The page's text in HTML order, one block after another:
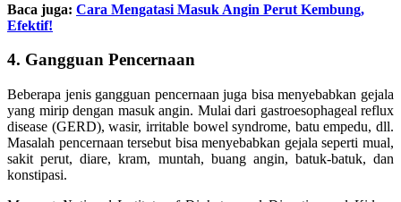
Baca juga: Cara Mengatasi Masuk Angin Perut Kembung,
Efektif!
4. Gangguan Pencernaan
Beberapa jenis gangguan pencernaan juga bisa menyebabkan gejala
yang mirip dengan masuk angin. Mulai dari gastroesophageal reflux
disease (GERD), wasir, irritable bowel syndrome, batu empedu, dll.
Masalah pencernaan tersebut bisa menyebabkan gejala seperti mual,
sakit perut, diare, kram, muntah, buang angin, batuk-batuk, dan
konstipasi.